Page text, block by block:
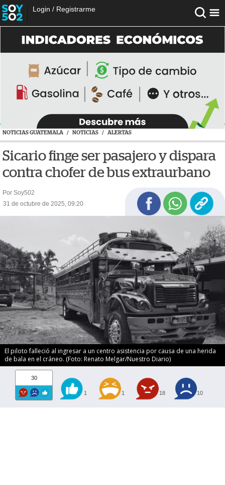
Login / Registrarme
NOTICIAS GUATEMALA / NOTICIAS / ALERTAS
Sicario finge ser pasajero y dispara
contra chofer de bus extraurbano
Por Soy502
31 de octubre de 2025, 09:20
El piloto falleció al ingresar a un centro asistencia por causa de una herida
de bala en el cráneo. (Foto: Renato Melgar/Nuestro Diario)
30
1 1 18 10